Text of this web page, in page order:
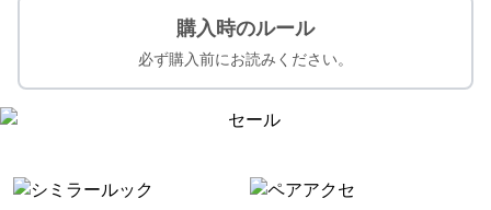
購入時のルール
必ず購入前にお読みください。